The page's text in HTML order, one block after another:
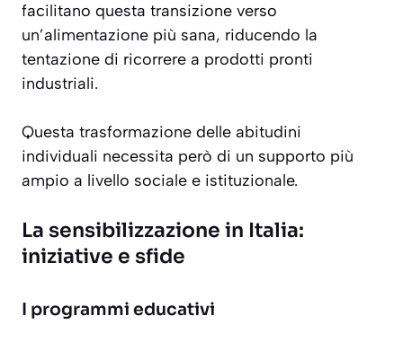
facilitano questa transizione verso
un’alimentazione più sana, riducendo la
tentazione di ricorrere a prodotti pronti
industriali.
Questa trasformazione delle abitudini
individuali necessita però di un supporto più
ampio a livello sociale e istituzionale.
La sensibilizzazione in Italia:
iniziative e sfide
I programmi educativi